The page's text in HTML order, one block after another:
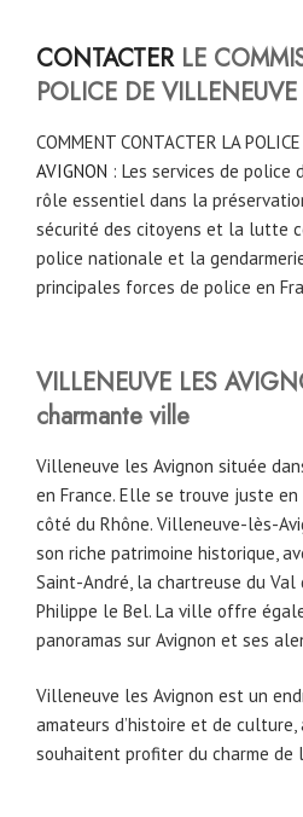
CONTACTER LE
POLICE DE
COMMENT CONTACTER LA
AVIGNON : Les services de police
rôle essentiel dans la
sécurité des citoyens et la lutte
police nationale et la
principales forces de police en
VILLENEUVE LES
charmante ville
Villeneuve les Avignon située
en France. Elle se trouve juste en
côté du Rhône. Villeneuve-lès-
son riche patrimoine historique,
Saint-André, la chartreuse du
Philippe le Bel. La ville offre
panoramas sur Avignon et ses
Villeneuve les Avignon est un
amateurs d’histoire et de culture,
souhaitent profiter du charme de